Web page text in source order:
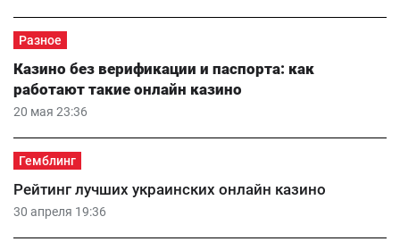
Разное
20 мая 23:36
Казино без верификации и паспорта: как
работают такие онлайн казино
Гемблинг
30 апреля 19:36
Рейтинг лучших украинских онлайн казино